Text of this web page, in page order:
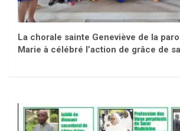
La chorale sainte Geneviève de la
Marie à célébré l’action de grâce de